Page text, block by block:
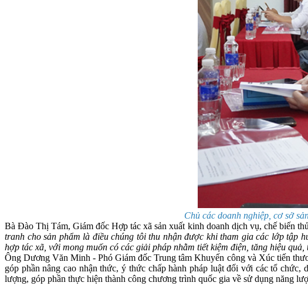
Chủ các doanh nghiệp, cơ sở
Bà Đào Thị Tám, Giám đốc Hợp tác xã sản xuất kinh doanh dịch vụ, chế biến
tranh cho sản phẩm là điều chúng tôi thu nhận được khi tham gia các lớp tập
hợp tác xã, với mong muốn có các giải pháp nhằm tiết kiệm điện, tăng hiệu
Ông Dương Văn Minh - Phó Giám đốc Trung tâm Khuyến công và Xúc tiến
góp phần nâng cao nhận thức, ý thức chấp hành pháp luật đối với các tổ
lượng, góp phần thực hiện thành công chương trình quốc gia về sử dụng năng